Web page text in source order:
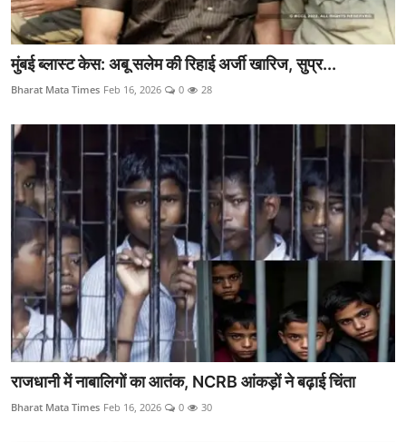
मुंबई ब्लास्ट केस: अबू सलेम की रिहाई अर्जी खारिज, सुप्र...
Bharat Mata Times Feb 16, 2026 0 28
राजधानी में नाबालिगों का आतंक, NCRB आंकड़ों ने बढ़ाई चिंता
Bharat Mata Times Feb 16, 2026 0 30